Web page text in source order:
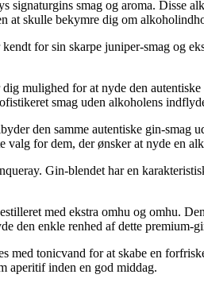
signaturgins smag og aroma.
at skulle bekymre dig om
for sin skarpe juniper-smag og
mulighed for at nyde den
smag uden alkoholens
den samme autentiske gin-
valg for dem, der ønsker at nyde en
Gin-blendet har en
med ekstra omhu og omhu.
den enkle renhed af dette premium-
med tonicvand for at skabe en
aperitif inden en god middag.